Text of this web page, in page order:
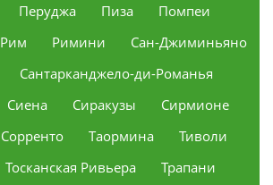
Перуджа Пиза
Помпеи
Рим Римини
Сан-Джиминьяно
Сантарканджело-ди-Романья
Сиена Сиракузы
Сирмионе
Сорренто Таормина
Тиволи
Тосканская Ривьера
Трапани